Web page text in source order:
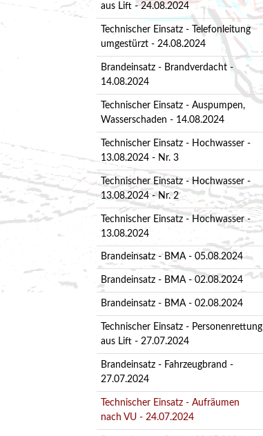
aus Lift - 24.08.2024
Technischer Einsatz - Telefonleitung
umgestürzt - 24.08.2024
Brandeinsatz - Brandverdacht -
14.08.2024
Technischer Einsatz - Auspumpen,
Wasserschaden - 14.08.2024
Technischer Einsatz - Hochwasser -
13.08.2024 - Nr. 3
Technischer Einsatz - Hochwasser -
13.08.2024 - Nr. 2
Technischer Einsatz - Hochwasser -
13.08.2024
Brandeinsatz - BMA - 05.08.2024
Brandeinsatz - BMA - 02.08.2024
Brandeinsatz - BMA - 02.08.2024
Technischer Einsatz - Personenrettung
aus Lift - 27.07.2024
Brandeinsatz - Fahrzeugbrand -
27.07.2024
Technischer Einsatz - Aufräumen
nach VU - 24.07.2024